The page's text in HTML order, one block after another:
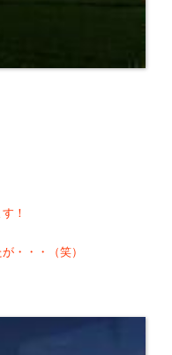
！
・・・（笑）